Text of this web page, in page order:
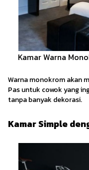
Kamar Warna
Warna monokrom akan
Pas untuk cowok yang
tanpa banyak dekorasi.
Kamar Simple